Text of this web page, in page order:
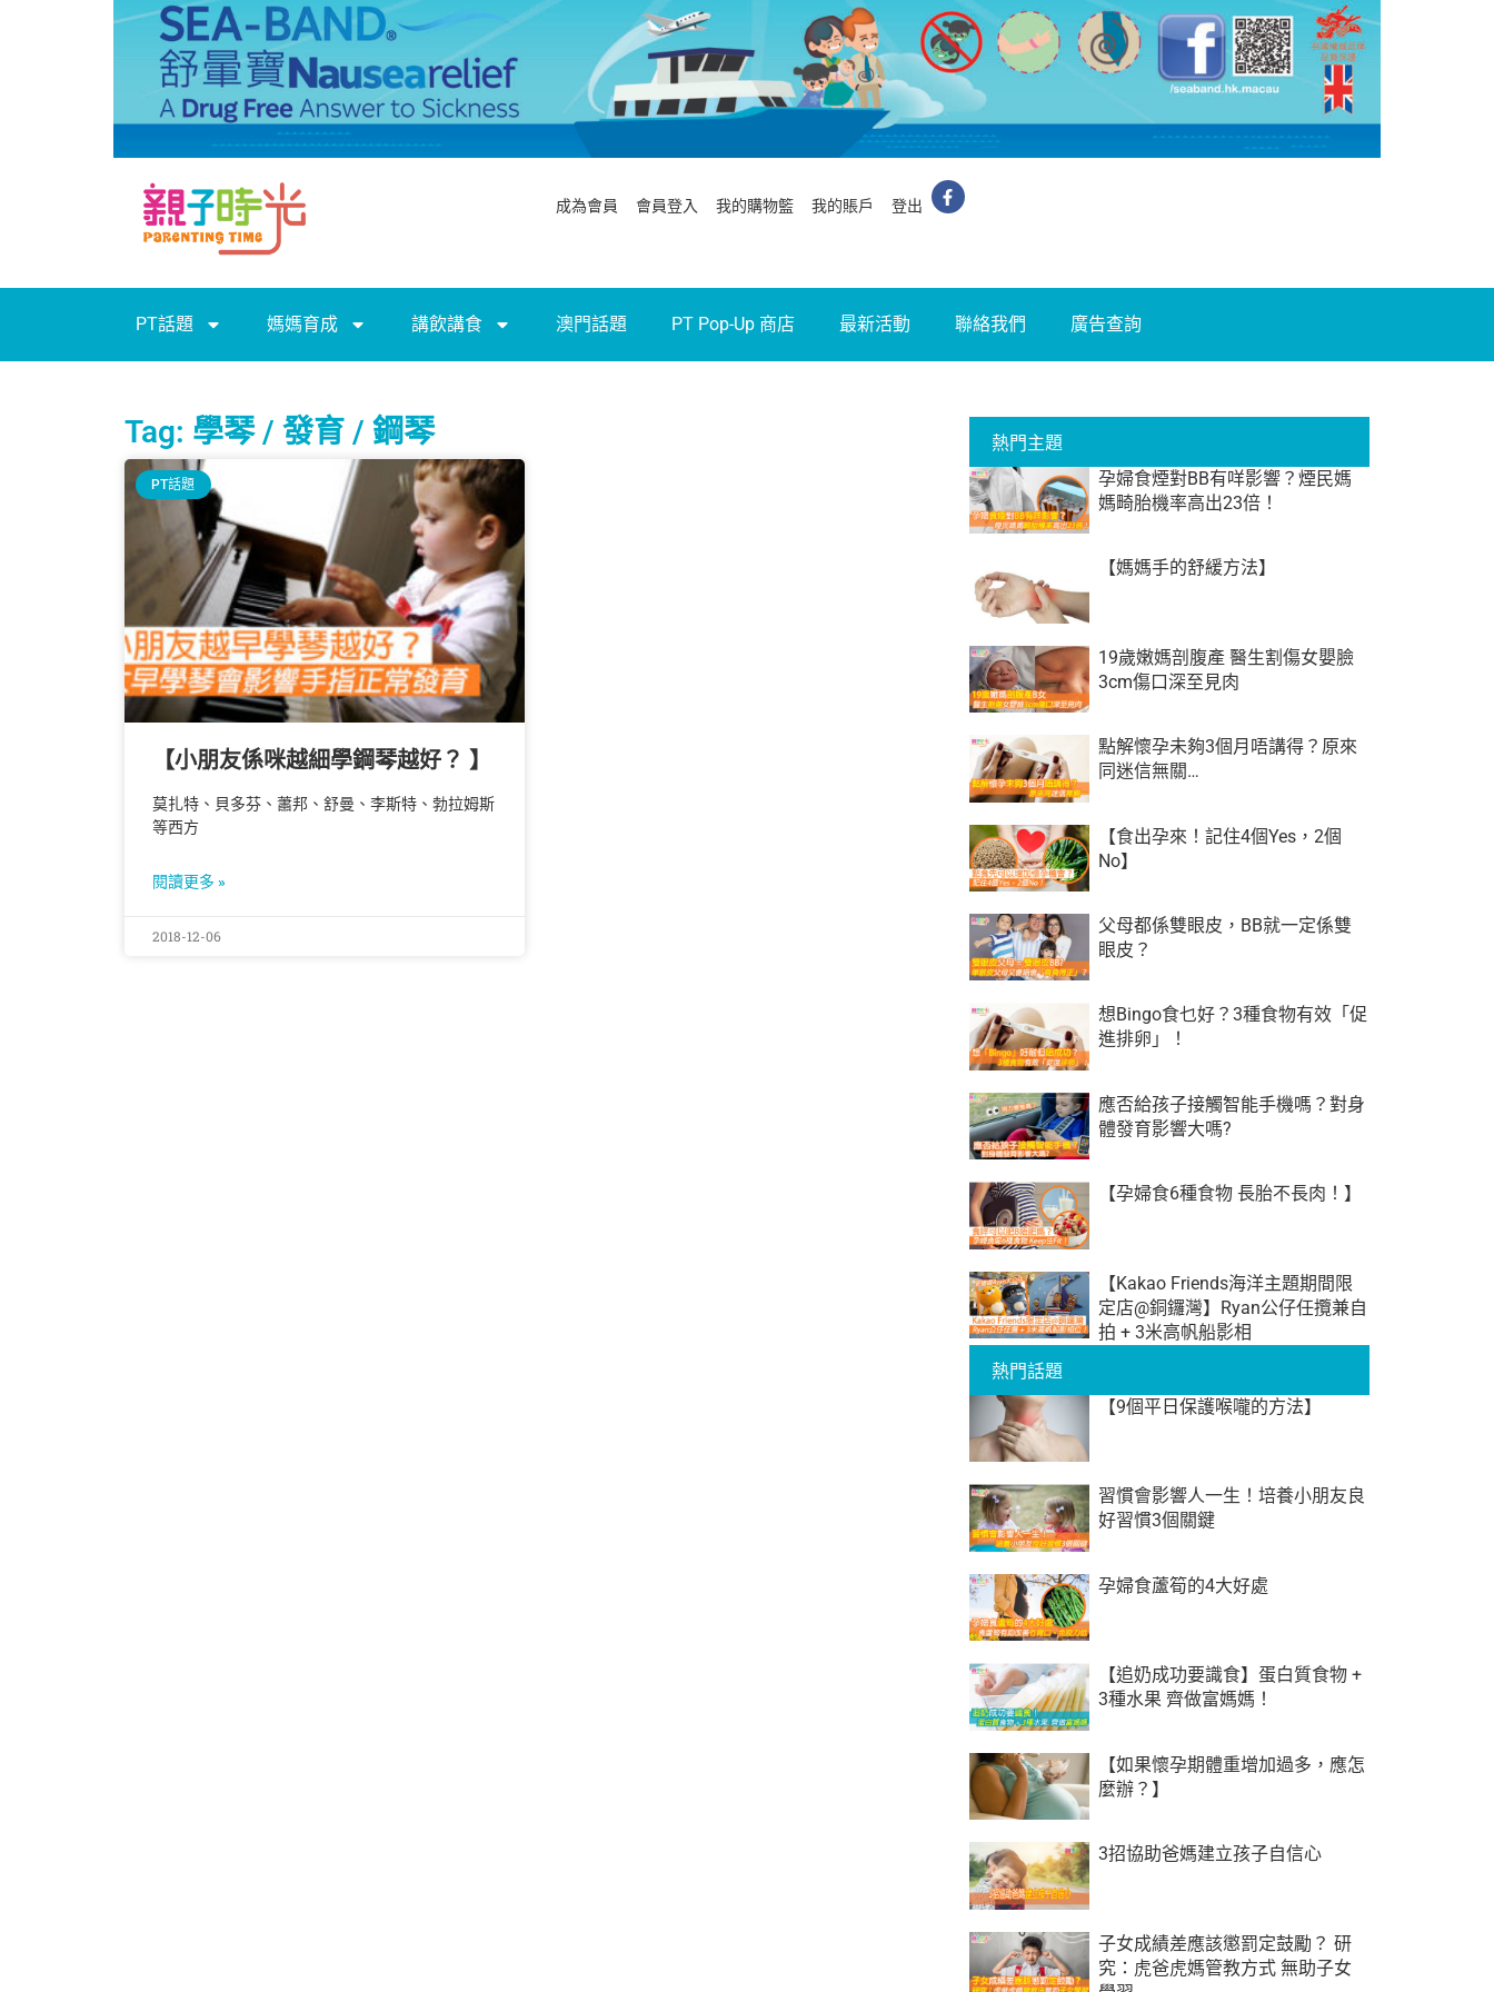
成為會員 會員登入 我的購物籃 我的賬戶 登出
PT話題 媽媽育成 講飲講食 澳門話題 PT Pop-Up 商店 最新活動 聯絡我們 廣告查詢
Tag: 學琴 / 發育 / 鋼琴
PT話題
【小朋友係咪越細學鋼琴越好？ 】
莫扎特、貝多芬、蕭邦、舒曼、李斯特、勃拉姆斯
等西方
閱讀更多 »
2018-12-06
熱門主題
孕婦食煙對BB有咩影響？煙民媽
媽畸胎機率高出23倍！
【媽媽手的舒緩方法】
19歲嫩媽剖腹產 醫生割傷女嬰臉
3cm傷口深至見肉
點解懷孕未夠3個月唔講得？原來
同迷信無關…
【食出孕來！記住4個Yes，2個
No】
父母都係雙眼皮，BB就一定係雙
眼皮？
想Bingo食乜好？3種食物有效「促
進排卵」！
應否給孩子接觸智能手機嗎？對身
體發育影響大嗎?
【孕婦食6種食物 長胎不長肉！】
【Kakao Friends海洋主題期間限
定店@銅鑼灣】Ryan公仔任攬兼自
拍 + 3米高帆船影相
熱門話題
【9個平日保護喉嚨的方法】
習慣會影響人一生！培養小朋友良
好習慣3個關鍵
孕婦食蘆筍的4大好處
【追奶成功要識食】蛋白質食物 +
3種水果 齊做富媽媽！
【如果懷孕期體重增加過多，應怎
麼辦？】
3招協助爸媽建立孩子自信心
子女成績差應該懲罰定鼓勵？ 研
究：虎爸虎媽管教方式 無助子女